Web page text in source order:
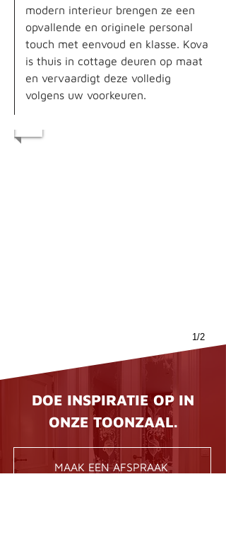
modern interieur brengen ze een
opvallende en originele personal
touch met eenvoud en klasse. Kova
is thuis in cottage deuren op maat
en vervaardigt deze volledig
volgens uw voorkeuren.
1/2
DOE INSPIRATIE OP IN
ONZE TOONZAAL.
MAAK EEN AFSPRAAK